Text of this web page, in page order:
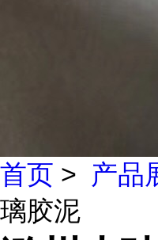
首页 > 产品
璃胶泥